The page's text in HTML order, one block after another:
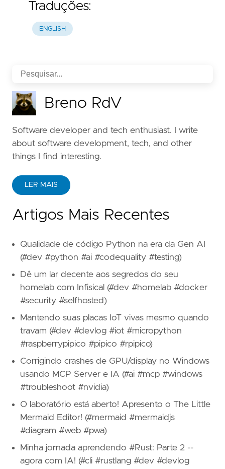
Traduções:
ENGLISH
Breno RdV
Software developer and tech enthusiast. I write
about software development, tech, and other
things I find interesting.
LER MAIS
Artigos Mais Recentes
Qualidade de código Python na era da Gen AI
(#dev #python #ai #codequality #testing)
Dê um lar decente aos segredos do seu
homelab com Infisical (#dev #homelab #docker
#security #selfhosted)
Mantendo suas placas IoT vivas mesmo quando
travam (#dev #devlog #iot #micropython
#raspberrypipico #pipico #rpipico)
Corrigindo crashes de GPU/display no Windows
usando MCP Server e IA (#ai #mcp #windows
#troubleshoot #nvidia)
O laboratório está aberto! Apresento o The Little
Mermaid Editor! (#mermaid #mermaidjs
#diagram #web #pwa)
Minha jornada aprendendo #Rust: Parte 2 --
agora com IA! (#cli #rustlang #dev #devlog